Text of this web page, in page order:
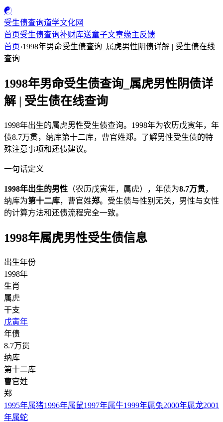
☯
受生债查询道学文化网
首页受生债查询补财库送童子文章缘主反馈
首页›1998年男命受生债查询_属虎男性阴债详解 | 受生债在线
查询
1998年男命受生债查询_属虎男性阴债详
解 | 受生债在线查询
1998年出生的属虎男性受生债查询。1998年为农历戊寅年，年
债8.7万贯，纳库第十二库，曹官姓郑。了解男性受生债的特
殊注意事项和还债建议。
一句话定义
1998年出生的男性 （农历戊寅年，属虎），年债为8.7万贯，
纳库为第十二库，曹官姓郑。受生债与性别无关，男性与女性
的计算方法和还债流程完全一致。
1998年属虎男性受生债信息
出生年份
1998年
生肖
属虎
干支
戊寅年
年债
8.7万贯
纳库
第十二库
曹官姓
郑
1995年属猪1996年属鼠1997年属牛1999年属兔2000年属龙2001
年属蛇